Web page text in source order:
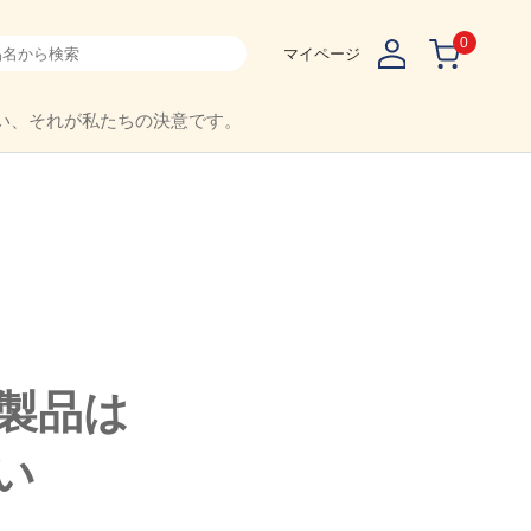
マイページ
0
それが私たちの決意です。
品は